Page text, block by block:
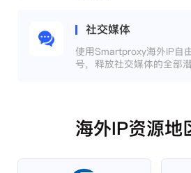
社交媒体
使用Smartproxy海外IP自
号，释放社交媒体的全部潜
海外IP资源地